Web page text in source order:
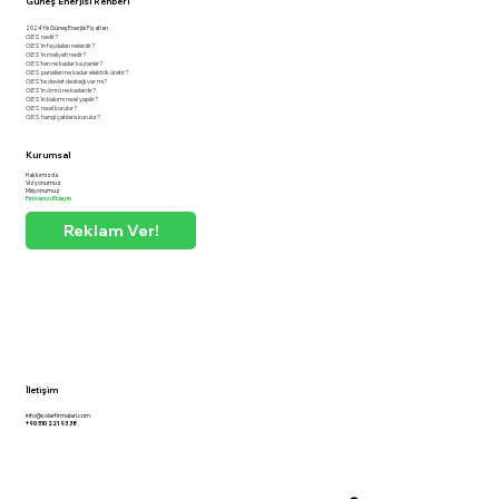
Kurumsal
Hakkımızda
Vizyonumuz
Misyonumuz
Firmanızı Ekleyin
Reklam Ver!
2024 Yılı Güneş Enerjisi Fiyatları
GES nedir?
GES'in faydaları nelerdir?
GES'in maliyeti nedir?
GES'ten ne kadar kazanılır?
GES panelleri ne kadar elektrik üretir?
GES'te devlet desteği var mı?
GES'in ömrü ne kadardır?
GES'in bakımı nasıl yapılır?
GES nasıl kurulur?
GES hangi çatılara kurulur?
İletişim
info@solarfirmalari.com
+90 510 221 93 38